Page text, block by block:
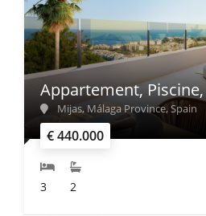
€ 440.000
Appartement,
Mijas, Málaga Province, Spain
3 2